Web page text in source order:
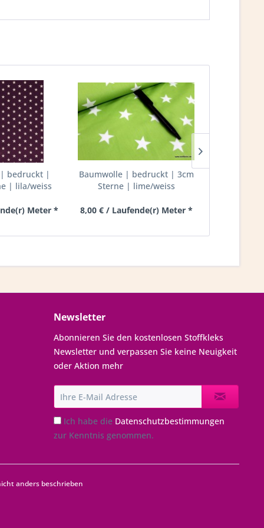
bedruckt |
| lila/weiss
Meter *
Baumwolle | bedruckt | 3cm
Sterne | lime/weiss
8,00 € / Laufende(r) Meter *
Newsletter
Abonnieren Sie den kostenlosen Stoffkleks
Newsletter und verpassen Sie keine Neuigkeit
oder Aktion mehr
Ich habe die Datenschutzbestimmungen
zur Kenntnis genommen.
anders beschrieben